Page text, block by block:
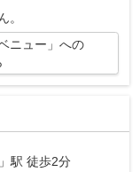
。
ニュー」への
」駅 徒歩2分